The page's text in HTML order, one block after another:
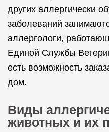
других аллергически
заболеваний
аллергологи,
Единой Службы
есть возможность
дом.
Виды
животных и их